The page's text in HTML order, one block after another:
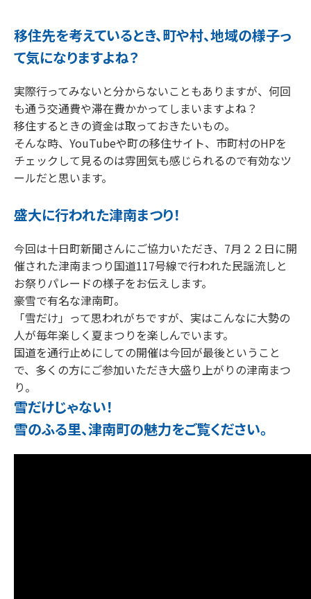
移住先を考えているとき、町や村、地域の様子っ
て気になりますよね？
実際行ってみないと分からないこともありますが、何回
も通う交通費や滞在費かかってしまいますよね？
移住するときの資金は取っておきたいもの。
そんな時、YouTubeや町の移住サイト、市町村のHPを
チェックして見るのは雰囲気も感じられるので有効なツ
ールだと思います。
盛大に行われた津南まつり！
今回は十日町新聞さんにご協力いただき、7月２２日に開
催された津南まつり国道117号線で行われた民謡流しと
お祭りパレードの様子をお伝えします。
豪雪で有名な津南町。
「雪だけ」って思われがちですが、実はこんなに大勢の
人が毎年楽しく夏まつりを楽しんでいます。
国道を通行止めにしての開催は今回が最後ということ
で、多くの方にご参加いただき大盛り上がりの津南まつ
り。
雪だけじゃない！
雪のふる里、津南町の魅力をご覧ください。